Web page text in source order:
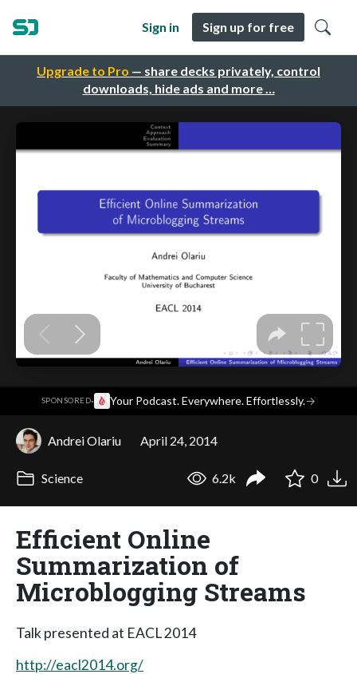
Upgrade to Pro — share decks privately, control
downloads, hide ads and more …
Sign in Sign up for free
SPONSORED· Your Podcast. Everywhere. Effortlessly.→
Andrei Olariu April 24, 2014
Science 6.2k 0
Efficient Online
Summarization of
Microblogging Streams
Talk presented at EACL 2014
http://eacl2014.org/